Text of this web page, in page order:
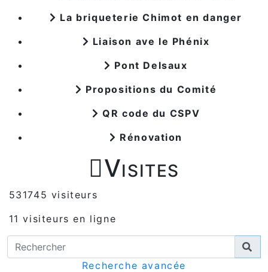
La briqueterie Chimot en danger
Liaison ave le Phénix
Pont Delsaux
Propositions du Comité
QR code du CSPV
Rénovation
Visites
531745 visiteurs
11 visiteurs en ligne
Recherche avancée